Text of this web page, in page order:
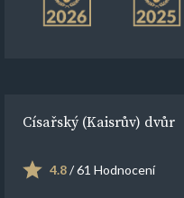
Císařský (Kaisrův) dvůr
4.8/ 61 Hodnocení